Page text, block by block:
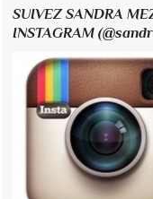
SUIVEZ SANDRA
INSTAGRAM